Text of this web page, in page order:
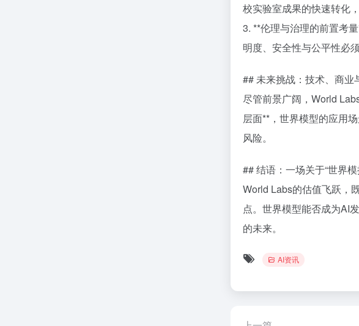
校实验室成果的快速转化
3. **伦理与治理的前置考
明度、安全性与公平性必
## 未来挑战：技术、商业
尽管前景广阔，World
层面**，世界模型的应用
风险。
## 结语：一场关于“世界
World Labs的估值飞跃，
点。世界模型能否成为AI
的未来。
AI资讯